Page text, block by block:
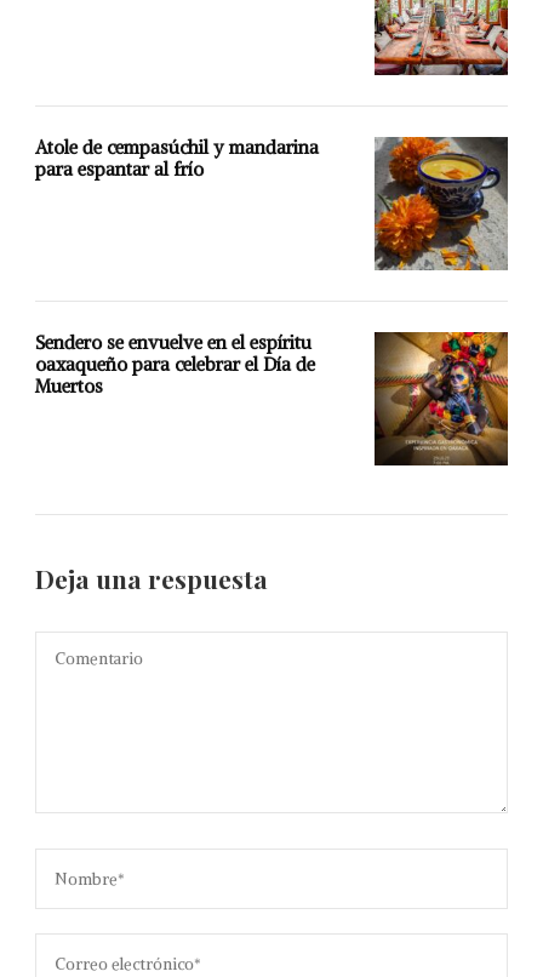
Atole de cempasúchil y mandarina
para espantar al frío
Sendero se envuelve en el espíritu
oaxaqueño para celebrar el Día de
Muertos
Deja una respuesta